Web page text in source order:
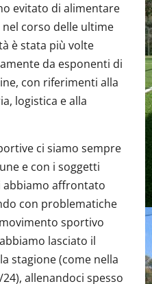
evitato di alimentare
corso delle ultime
è stata più volte
da esponenti di
con riferimenti alla
logistica e alla
ci siamo sempre
e con i soggetti
abbiamo affrontato
con problematiche
sportivo
lasciato il
stagione (come nella
allenandoci spesso